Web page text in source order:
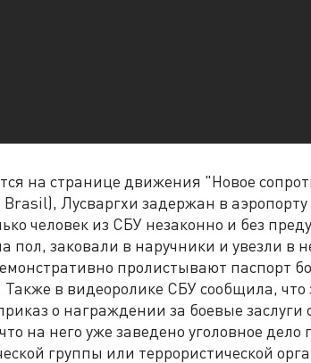
на странице движения "Новое
Brasil), Лусваргхи задержан в
человек из СБУ незаконно и без
пол, заковали в наручники и увезли в
пролистывают паспорт
Также в видеоролике СБУ сообщила,
о награждении за боевые заслуги
на него уже заведено уголовное
группы или террористической